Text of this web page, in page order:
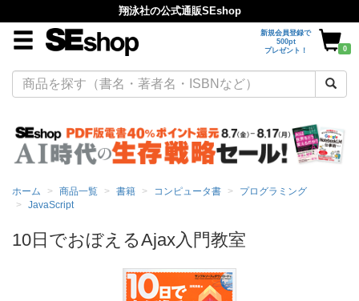
翔泳社の公式通販SEshop
新規会員登録で
500pt
プレゼント！
0
ホーム 商品一覧 書籍 コンピュータ書
プログラミング
JavaScript
10日でおぼえるAjax入門教室